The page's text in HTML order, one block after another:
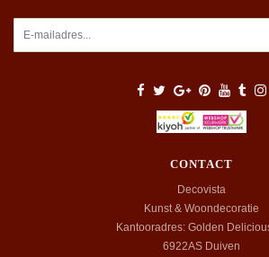
CONTACT
Decovista
Kunst & Woondecoratie
Kantooradres: Golden
6922AS Duiven